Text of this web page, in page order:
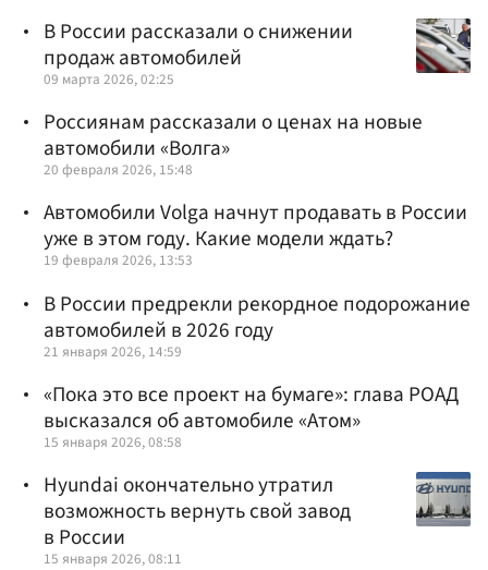
В России рассказали о снижении
продаж автомобилей
09 марта 2026, 02:25
Россиянам рассказали о ценах на новые
автомобили «Волга»
20 февраля 2026, 15:48
Автомобили Volga начнут продавать в России
уже в этом году. Какие модели ждать?
19 февраля 2026, 13:53
В России предрекли рекордное подорожание
автомобилей в 2026 году
21 января 2026, 14:59
«Пока это все проект на бумаге»: глава РОАД
высказался об автомобиле «Атом»
15 января 2026, 08:58
Hyundai окончательно утратил
возможность вернуть свой завод
в России
15 января 2026, 08:11